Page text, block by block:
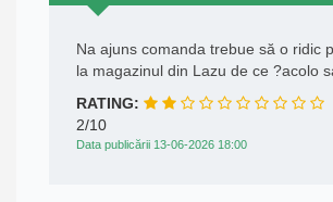
Na ajuns comanda trebue să o ridic
la magazinul din Lazu de ce ?acolo
RATING:
2/10
Data publicării 13-06-2026 18:00